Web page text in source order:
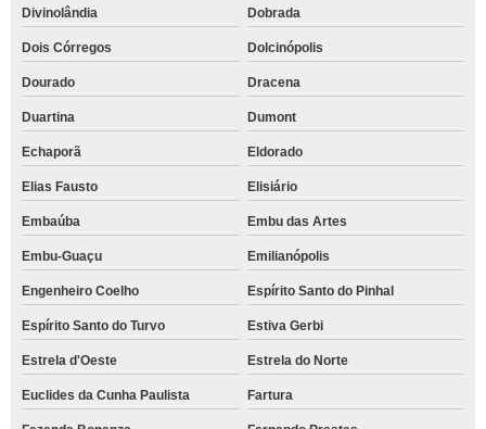
Divinolândia Dobrada
Dois Córregos Dolcinópolis
Dourado Dracena
Duartina Dumont
Echaporã Eldorado
Elias Fausto Elisiário
Embaúba Embu das Artes
Embu-Guaçu Emilianópolis
Engenheiro Coelho Espírito Santo do Pinhal
Espírito Santo do Turvo Estiva Gerbi
Estrela d'Oeste Estrela do Norte
Euclides da Cunha Paulista Fartura